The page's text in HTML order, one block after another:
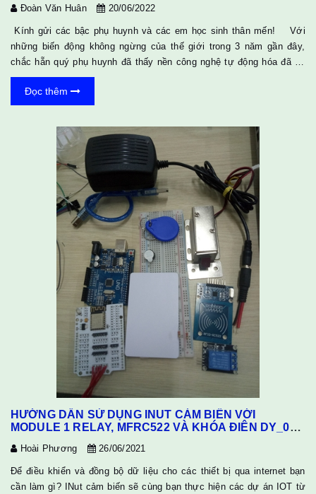
Đoàn Văn Huân 20/06/2022
Kính gửi các bậc phụ huynh và các em học sinh thân mến! Với
những biến động không ngừng của thế giới trong 3 năm gần đây,
chắc hẵn quý phụ huynh đã thấy nền công nghệ tự động hóa đã và
đang phát triển và thay đổi theo từng ngày. Xu hướng robot thay thế
con người không còn gì là xa lạ nữa, vậy làm thế nào để chúng ta
bắt kịp với những thay đổi đó. Trong khi đó, kiến thức về nền công
nghệ này đòi hỏi chúng ta phải có 1 lộ trình, một khoảng thời gian đủ
để ngấm và am hiểu. &nb...
Đọc thêm
HƯỚNG DẪN SỬ DỤNG INUT CẢM BIẾN VỚI
MODULE 1 RELAY, MFRC522 VÀ KHÓA ĐIÊN DY_03
Hoài Phương 26/06/2021
Để điều khiển và đồng bộ dữ liệu cho các thiết bị qua internet bạn
cần làm gì? INut cảm biến sẽ cùng bạn thực hiện các dự án IOT từ